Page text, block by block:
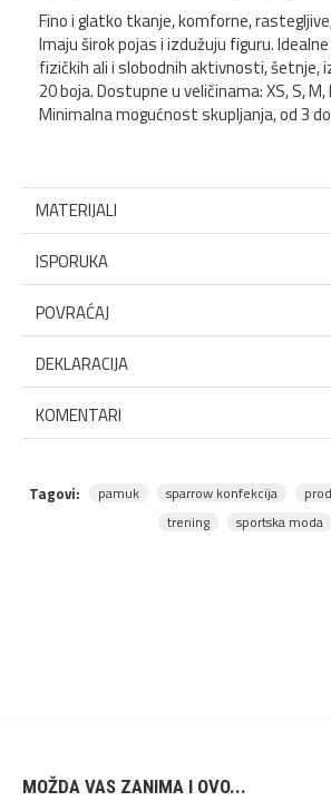
Fino i glatko tkanje, komforne,
Imaju širok pojas i izdužuju figuru.
fizičkih ali i slobodnih aktivnosti, šetnje,
20 boja. Dostupne u veličinama: XS, S, M,
Minimalna mogućnost skupljanja, od 3 do
MATERIJALI
ISPORUKA
POVRAĆAJ
DEKLARACIJA
KOMENTARI
Tagovi: pamuk sparrow konfekcija
trening
sportska moda
MOŽDA VAS ZANIMA I OVO...